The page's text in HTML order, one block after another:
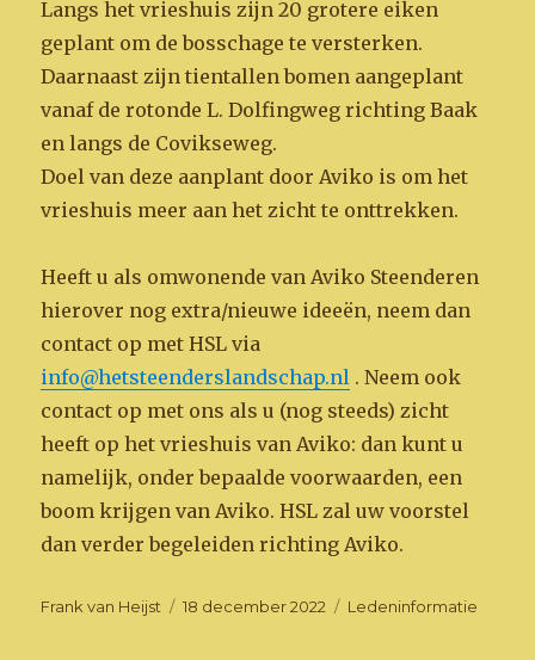
Langs het vrieshuis zijn 20 grotere eiken
geplant om de bosschage te versterken.
Daarnaast zijn tientallen bomen aangeplant
vanaf de rotonde L. Dolfingweg richting Baak
en langs de Covikseweg.
Doel van deze aanplant door Aviko is om het
vrieshuis meer aan het zicht te onttrekken.
Heeft u als omwonende van Aviko Steenderen
hierover nog extra/nieuwe ideeën, neem dan
contact op met HSL via
info@hetsteenderslandschap.nl . Neem ook
contact op met ons als u (nog steeds) zicht
heeft op het vrieshuis van Aviko: dan kunt u
namelijk, onder bepaalde voorwaarden, een
boom krijgen van Aviko. HSL zal uw voorstel
dan verder begeleiden richting Aviko.
Auteur
Frank van Heijst
Geplaatst
18 december 2022 Categorieën
Ledeninformatie